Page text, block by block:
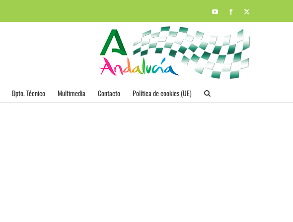
YouTubeFacebook
Dpto. Técnico Multimedia Contacto Política de cookies (UE)